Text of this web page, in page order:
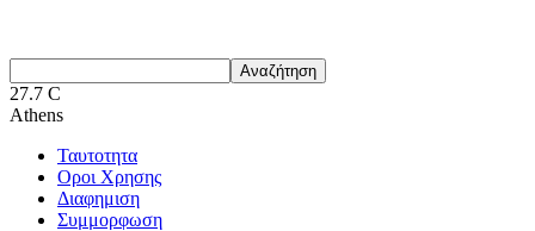
27.7 C
Athens
Ταυτοτητα
Οροι Χρησης
Διαφημιση
Συμμορφωση